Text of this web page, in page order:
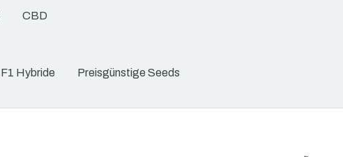
CBD
F1 Hybride Preisgünstige Seeds